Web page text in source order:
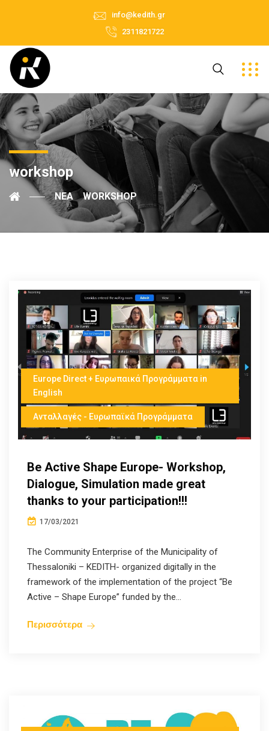
info@kedith.gr
2311821722
workshop
ΝΈΑ WORKSHOP
Europe Direct + Ευρωπαικά Προγράμματα in
English
Ανταλλαγές - Ευρωπαϊκά Προγράμματα
Be Active Shape Europe- Workshop,
Dialogue, Simulation made great
thanks to your participation!!!
17/03/2021
The Community Enterprise of the Municipality of
Thessaloniki – KEDITH- organized digitally in the
framework of the implementation of the project “Be
Active – Shape Europe” funded by the...
Περισσότερα